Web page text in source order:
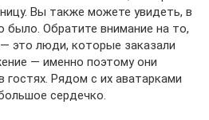
Вы также можете увидеть, в
было. Обратите внимание на то,
это люди, которые заказали
— именно поэтому они
Рядом с их аватарками
сердечко.